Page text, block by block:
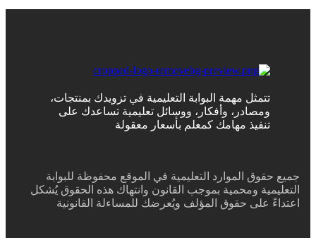
تتمثل مهمة البوابة التعليمية في تزويدك بمنتجات،
ومصادر، وأفكار، ووسائل تعليمية تساعدك على
تنفيذ مهامك كمعلم بأسعار معقولة
جميع حقوق الموارد التعليمية في الموقع محفوظة للبوابة
التعليمية ومحمية بموجب القانون وانتهاك هذه الحقوق يُشكل
اعتداءً على حقوق المؤلف ويُعرضك للمساءلة القانونية